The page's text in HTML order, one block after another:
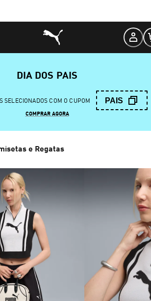
DIA DOS PAIS
SELECIONADOS COM O CUPOM PAIS
COMPRAR AGORA
e Regatas